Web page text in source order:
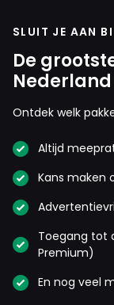
SLUIT JE AAN
De
Nederland
Ontdek welk
Altijd
Kans maken
Toegang tot
Premium)
En nog veel